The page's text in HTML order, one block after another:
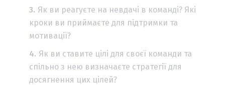
Як ви реагуєте на невдачі в команді? Які
кроки ви приймаєте для підтримки та
мотивації?
Як ви ставите цілі для своєї команди та
спільно з нею визначаєте стратегії для
досягнення цих цілей?